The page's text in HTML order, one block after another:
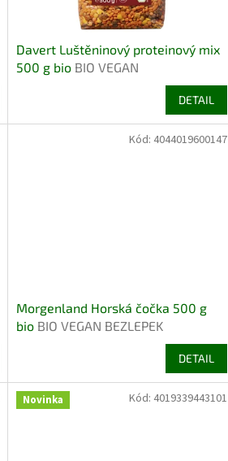
Davert Luštěninový proteinový mix
500 g bio BIO VEGAN
DETAIL
Morgenland Horská čočka 500 g
bio BIO VEGAN BEZLEPEK
DETAIL
Kód: 4044019600147
Novinka Kód: 4019339443101